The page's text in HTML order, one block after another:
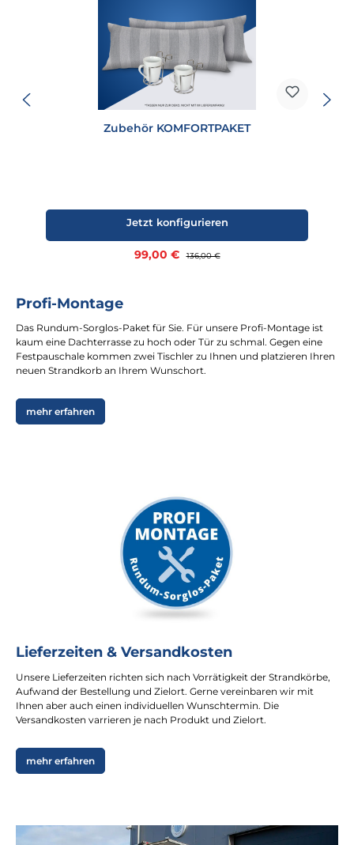
Zubehör KOMFORTPAKET
Verkaufspreis:
99,00 € Regulärer Preis:
136,00 €
Jetzt konfigurieren
Profi-Montage
Das Rundum-Sorglos-Paket für Sie. Für unsere Profi-Montage ist
kaum eine Dachterrasse zu hoch oder Tür zu schmal. Gegen eine
Festpauschale kommen zwei Tischler zu Ihnen und platzieren Ihren
neuen Strandkorb an Ihrem Wunschort.
mehr erfahren
Lieferzeiten & Versandkosten
Unsere Lieferzeiten richten sich nach Vorrätigkeit der Strandkörbe,
Aufwand der Bestellung und Zielort. Gerne vereinbaren wir mit
Ihnen aber auch einen individuellen Wunschtermin. Die
Versandkosten varrieren je nach Produkt und Zielort.
mehr erfahren